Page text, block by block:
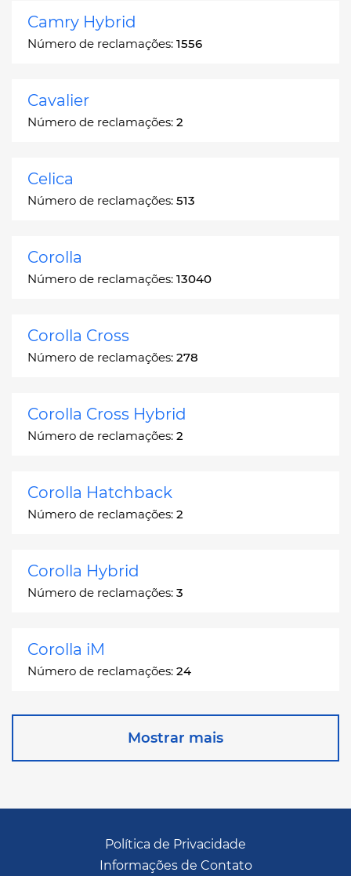
Camry Hybrid
Número de reclamações: 1556
Cavalier
Número de reclamações: 2
Celica
Número de reclamações: 513
Corolla
Número de reclamações: 13040
Corolla Cross
Número de reclamações: 278
Corolla Cross Hybrid
Número de reclamações: 2
Corolla Hatchback
Número de reclamações: 2
Corolla Hybrid
Número de reclamações: 3
Corolla iM
Número de reclamações: 24
Corona Station Wagon
Mostrar mais
Política de Privacidade
Informações de Contato